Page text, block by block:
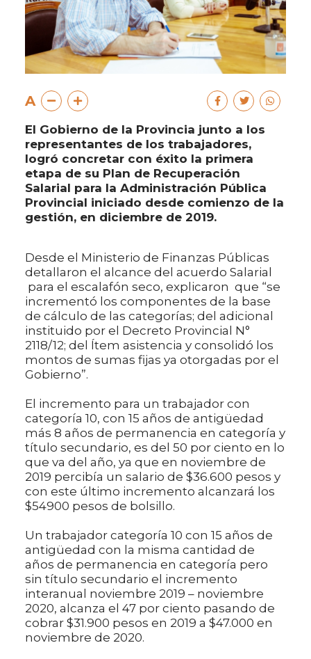
A
El Gobierno de la Provincia junto a los
representantes de los trabajadores,
logró concretar con éxito la primera
etapa de su Plan de Recuperación
Salarial para la Administración Pública
Provincial iniciado desde comienzo de la
gestión, en diciembre de 2019.
Desde el Ministerio de Finanzas Públicas
detallaron el alcance del acuerdo Salarial
para el escalafón seco, explicaron que “se
incrementó los componentes de la base
de cálculo de las categorías; del adicional
instituido por el Decreto Provincial N°
2118/12; del Ítem asistencia y consolidó los
montos de sumas fijas ya otorgadas por el
Gobierno”.
El incremento para un trabajador con
categoría 10, con 15 años de antigüedad
más 8 años de permanencia en categoría y
título secundario, es del 50 por ciento en lo
que va del año, ya que en noviembre de
2019 percibía un salario de $36.600 pesos y
con este último incremento alcanzará los
$54900 pesos de bolsillo.
Un trabajador categoría 10 con 15 años de
antigüedad con la misma cantidad de
años de permanencia en categoría pero
sin título secundario el incremento
interanual noviembre 2019 – noviembre
2020, alcanza el 47 por ciento pasando de
cobrar $31.900 pesos en 2019 a $47.000 en
noviembre de 2020.